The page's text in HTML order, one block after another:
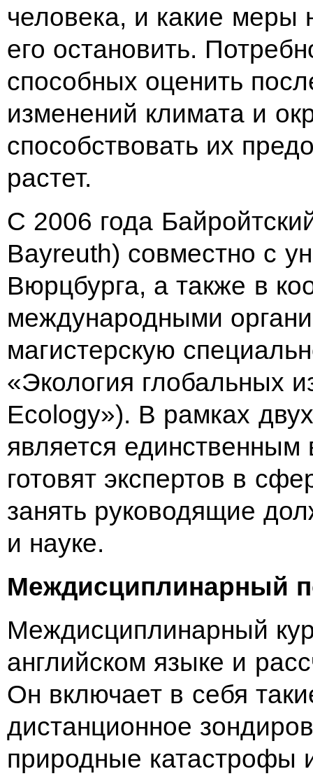
человека, и какие меры
его остановить.
способных оценить
изменений климата и
способствовать их
растет.
С 2006 года
Bayreuth) совместно с
Вюрцбурга, а также в
международными
магистерскую
«Экология глобальных
Ecology»). В рамках
является единственным
готовят экспертов в
занять руководящие
и науке.
Междисциплинарный
Междисциплинарный
английском языке и
Он включает в себя
дистанционное
природные катастрофы